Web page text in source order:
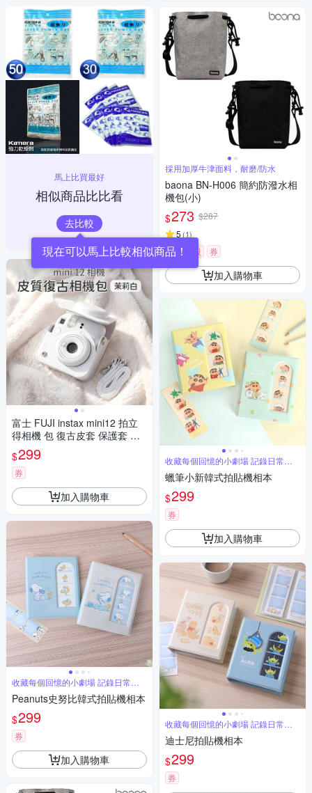
馬上比買最好
相似商品比比看
去比較
現在可以馬上比較相似商品！
富士 FUJI instax mini12 拍立
得相機 包 復古皮套 保護套 皮
套 含背帶
$299
券
加入購物車
收藏每個回憶的小劇場 記錄日常超
新趣
Peanuts史努比韓式拍貼機相本
$299
券
加入購物車
採用加厚牛津面料，耐磨/防水
baona BN-H006 簡約防潑水相
機包(小)
$273 $287
5(1)
限時下殺 券
加入購物車
收藏每個回憶的小劇場 記錄日常超
新趣
蠟筆小新韓式拍貼機相本
$299
券
加入購物車
收藏每個回憶的小劇場 記錄日常超
新趣
迪士尼拍貼機相本
$299
券